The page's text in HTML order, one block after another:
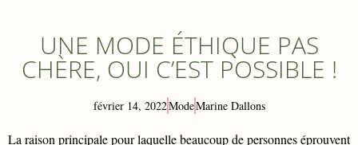
UNE MODE ÉTHIQUE PAS
CHÈRE, OUI C’EST POSSIBLE !
février 14, 2022ModeMarine Dallons
La raison principale pour laquelle beaucoup de personnes éprouvent